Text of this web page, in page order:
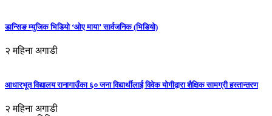
डान्सिङ म्युजिक भिडियो ‘ओए माया’ सार्वजनिक (भिडियो)
२ महिना अगाडी
आधारभूत विद्यालय रानागाउँका ६० जना विद्यार्थीलाई विवेक योगीद्वारा शैक्षिक सामग्री हस्तान्तरण
२ महिना अगाडी